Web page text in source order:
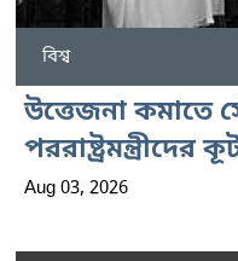
বিশ্ব
উত্তেজনা কমাতে
Aug 03, 2026